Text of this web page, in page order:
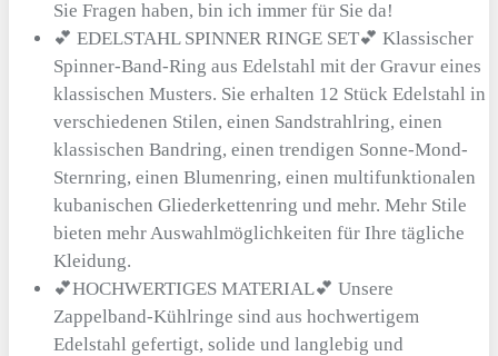
Sie Fragen haben, bin ich immer für Sie da!
💕 EDELSTAHL SPINNER RINGE SET💕 Klassischer
Spinner-Band-Ring aus Edelstahl mit der Gravur eines
klassischen Musters. Sie erhalten 12 Stück Edelstahl in
verschiedenen Stilen, einen Sandstrahlring, einen
klassischen Bandring, einen trendigen Sonne-Mond-
Sternring, einen Blumenring, einen multifunktionalen
kubanischen Gliederkettenring und mehr. Mehr Stile
bieten mehr Auswahlmöglichkeiten für Ihre tägliche
Kleidung.
💕HOCHWERTIGES MATERIAL💕 Unsere
Zappelband-Kühlringe sind aus hochwertigem
Edelstahl gefertigt, solide und langlebig und